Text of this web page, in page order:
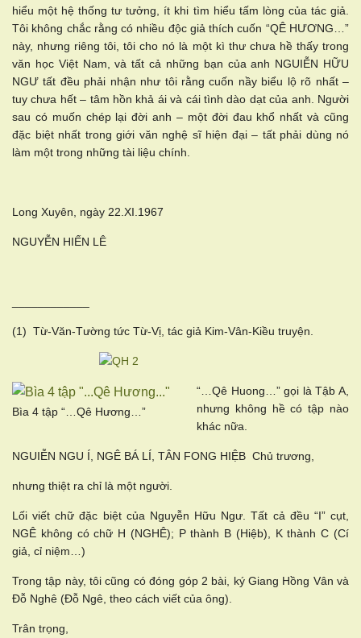
hiểu một hệ thống tư tưởng, ít khi tìm hiểu tấm lòng của tác giả.
Tôi không chắc rằng có nhiều độc giả thích cuốn “QÊ HƯƠNG…”
này, nhưng riêng tôi, tôi cho nó là một kì thư chưa hề thấy trong
văn học Việt Nam, và tất cả những bạn của anh NGUIỄN HỮU
NGƯ tất đều phải nhận như tôi rằng cuốn nầy biểu lộ rõ nhất –
tuy chưa hết – tâm hồn khả ái và cái tình dào dạt của anh. Người
sau có muốn chép lại đời anh – một đời đau khổ nhất và cũng
đặc biệt nhất trong giới văn nghệ sĩ hiện đại – tất phải dùng nó
làm một trong những tài liệu chính.
Long Xuyên, ngày 22.XI.1967
NGUYỄN HIẾN LÊ
(1) Từ-Văn-Tường tức Từ-Vị, tác giả Kim-Vân-Kiều truyện.
Bìa 4 tập “…Qê Hương…”
“…Qê Huong…” gọi là Tậb A,
nhưng không hề có tập nào
khác nữa.
NGUIỄN NGU Í, NGÊ BÁ LÍ, TÂN FONG HIỆB Chủ trương,
nhưng thiệt ra chỉ là một người.
Lối viết chữ đặc biệt của Nguyễn Hữu Ngư. Tất cả đều “I” cụt,
NGÊ không có chữ H (NGHÊ); P thành B (Hiệb), K thành C (Cí
giả, cỉ niệm…)
Trong tập này, tôi cũng có đóng góp 2 bài, ký Giang Hồng Vân và
Đỗ Nghê (Đỗ Ngê, theo cách viết của ông).
Trân trọng,